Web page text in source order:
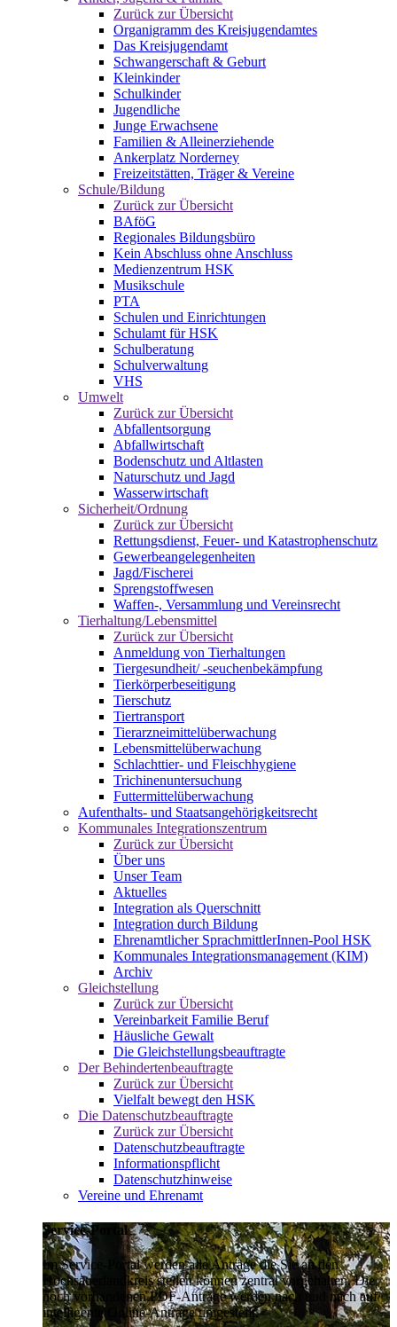
Zurück zur Übersicht
Organigramm des Kreisjugendamtes
Das Kreisjugendamt
Schwangerschaft & Geburt
Kleinkinder
Schulkinder
Jugendliche
Junge Erwachsene
Familien & Alleinerziehende
Ankerplatz Norderney
Freizeitstätten, Träger & Vereine
Schule/Bildung
Zurück zur Übersicht
BAföG
Regionales Bildungsbüro
Kein Abschluss ohne Anschluss
Medienzentrum HSK
Musikschule
PTA
Schulen und Einrichtungen
Schulamt für HSK
Schulberatung
Schulverwaltung
VHS
Umwelt
Zurück zur Übersicht
Abfallentsorgung
Abfallwirtschaft
Bodenschutz und Altlasten
Naturschutz und Jagd
Wasserwirtschaft
Sicherheit/Ordnung
Zurück zur Übersicht
Rettungsdienst, Feuer- und Katastrophenschutz
Gewerbeangelegenheiten
Jagd/Fischerei
Sprengstoffwesen
Waffen-, Versammlung und Vereinsrecht
Tierhaltung/Lebensmittel
Zurück zur Übersicht
Anmeldung von Tierhaltungen
Tiergesundheit/ -seuchenbekämpfung
Tierkörperbeseitigung
Tierschutz
Tiertransport
Tierarzneimittelüberwachung
Lebensmittelüberwachung
Schlachttier- und Fleischhygiene
Trichinenuntersuchung
Futtermittelüberwachung
Aufenthalts- und Staatsangehörigkeitsrecht
Kommunales Integrationszentrum
Zurück zur Übersicht
Über uns
Unser Team
Aktuelles
Integration als Querschnitt
Integration durch Bildung
Ehrenamtlicher SprachmittlerInnen-Pool HSK
Kommunales Integrationsmanagement (KIM)
Archiv
Gleichstellung
Zurück zur Übersicht
Vereinbarkeit Familie Beruf
Häusliche Gewalt
Die Gleichstellungsbeauftragte
Der Behindertenbeauftragte
Zurück zur Übersicht
Vielfalt bewegt den HSK
Die Datenschutzbeauftragte
Zurück zur Übersicht
Datenschutzbeauftragte
Informationspflicht
Datenschutzhinweise
Vereine und Ehrenamt
Service-Portal
Im Service-Portal werden alle Anträge die Sie an den
Hochsauerlandkreis stellen können zentral vorgehalten. Die
noch vorhandenen PDF-Anträge werden nach und nach auf
intelligente Online-Anträge umgestellt.